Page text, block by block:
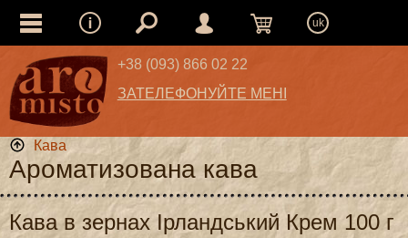
uk
+38 (093) 866 02 22
ЗАТЕЛЕФОНУЙТЕ МЕНІ
Кава
Ароматизована кава
Кава в зернах Ірландський Крем 100 г